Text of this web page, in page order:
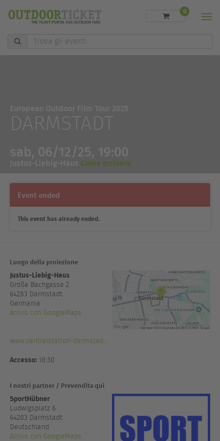
Trova
0
Come arrivare
Event ended
This event has already ended.
Luogo della proiezione
Justus-Liebig-Haus
Große Bachgasse 2
64283 Darmstadt
Germania
Arrivo con GoogleMaps
www.centralstation-darmstad...
Accesso: 18:30
I nostri partner / Prevendita qui
SportHübner
Ludwigsplatz 6
64283 Darmstadt
Deutschland
Arrivo con GoogleMaps